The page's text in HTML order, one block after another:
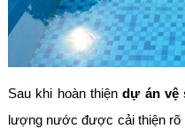
Sau khi hoàn thiệndự án vệ
lượng nước được cải thiện rõ